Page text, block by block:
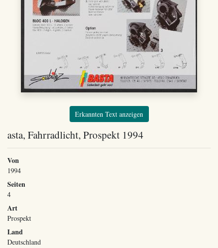
Erkannten Text anzeigen
asta, Fahrradlicht, Prospekt 1994
Von
1994
Seiten
4
Art
Prospekt
Land
Deutschland